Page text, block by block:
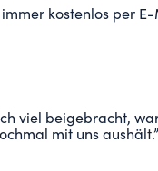
kostenlos per
viel beigebracht,
mit uns aushält.”